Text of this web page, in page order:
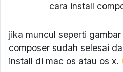
cara install
jika muncul seperti
composer sudah selesai
install di mac os atau os x.